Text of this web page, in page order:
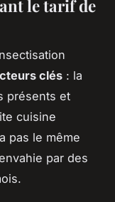
le tarif de
clés : la
présents et
cuisine
pas le même
par des